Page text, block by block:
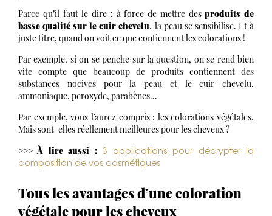
Parce qu’il faut le dire : à force de mettre desproduits de
basse qualité sur le cuir chevelu, la peau se sensibilise. Et à
juste titre, quand on voit ce que contiennent les colorations !
Par exemple, si on se penche sur la question, on se rend bien
vite compte que beaucoup de produits contiennent des
substances nocives pour la peau et le cuir chevelu,
ammoniaque, peroxyde, parabènes…
Par exemple, vous l’aurez compris : les colorations végétales.
Mais sont-elles réellement meilleures pour les cheveux ?
>>> À lire aussi : 3 applications pour décrypter la
composition de vos cosmétiques
Tous les avantages d’une coloration
végétale pour les cheveux